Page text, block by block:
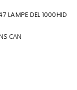
LAMPE DEL 1000HID
CAN